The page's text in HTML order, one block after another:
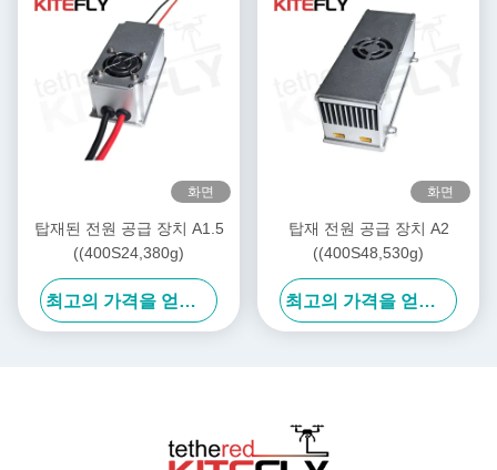
화면
탑재된 전원 공급 장치 A1.5
((400S24,380g)
최고의 가격을 얻으십시오
화면
탑재 전원 공급 장치 A2
((400S48,530g)
최고의 가격을 얻으십시오